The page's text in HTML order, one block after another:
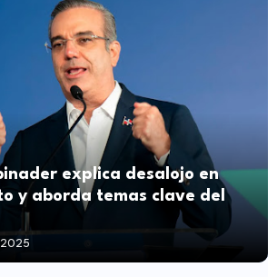
explica desalojo en
y aborda temas clave del